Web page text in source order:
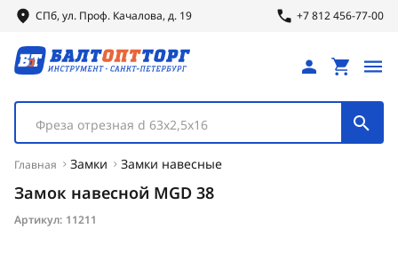
СПб, ул. Проф. Качалова, д. 19 +7 812 456-77-00
Фреза отрезная d 63х2,5х16
Главная Замки Замки навесные
Замок навесной MGD 38
Артикул: 11211